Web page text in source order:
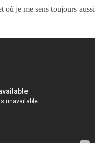
où je me sens toujours aussi